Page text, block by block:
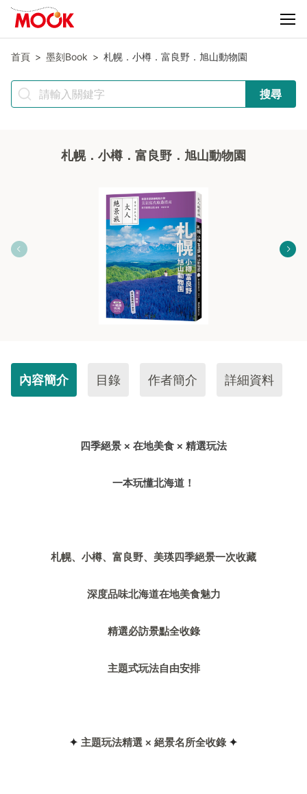
首頁 墨刻Book 札幌．小樽．富良野．旭山動物園
搜尋
札幌．小樽．富良野．旭山動物園
內容簡介 目錄 作者簡介 詳細資料
四季絕景 × 在地美食 × 精選玩法
一本玩懂北海道！
札幌、小樽、富良野、美瑛四季絕景一次收藏
深度品味北海道在地美食魅力
精選必訪景點全收錄
主題式玩法自由安排
✦ 主題玩法精選 × 絕景名所全收錄 ✦